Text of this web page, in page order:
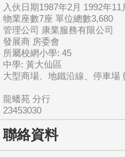
入伙日期1987年2月 1992年11
物業座數7座 單位總數3,680
管理公司 康業服務有限公司
發展商 房委會
所屬校網小學: 45
中學: 黃大仙區
大型商場、地鐵沿線、停車場
龍蟠苑 分行
23453030
聯絡資料